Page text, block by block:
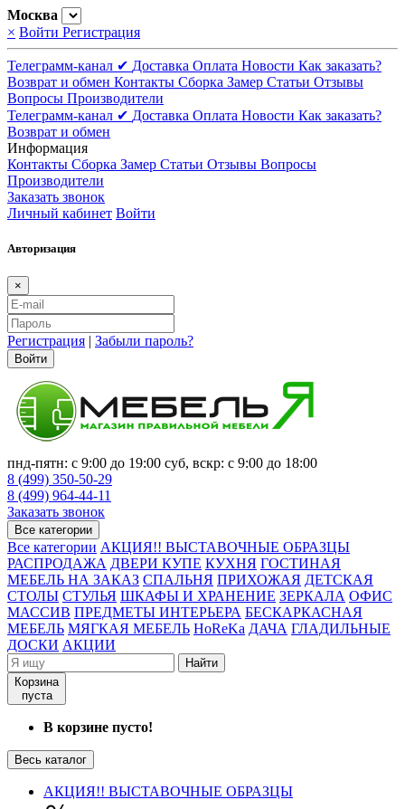
Москва
× Войти Регистрация
Телеграмм-канал ✔ Доставка Оплата Новости Как заказать?
Возврат и обмен Контакты Сборка Замер Статьи Отзывы
Вопросы Производители
Телеграмм-канал ✔ Доставка Оплата Новости Как заказать?
Возврат и обмен
Информация
Контакты Сборка Замер Статьи Отзывы Вопросы
Производители
Заказать звонок
Личный кабинет Войти
Авторизация
×
Регистрация | Забыли пароль?
Войти
пнд-пятн: с 9:00 до 19:00 суб, вскр: с 9:00 до 18:00
8 (499) 350-50-29
8 (499) 964-44-11
Заказать звонок
Все категории
Все категории АКЦИЯ!! ВЫСТАВОЧНЫЕ ОБРАЗЦЫ
РАСПРОДАЖА ДВЕРИ КУПЕ КУХНЯ ГОСТИНАЯ
МЕБЕЛЬ НА ЗАКАЗ СПАЛЬНЯ ПРИХОЖАЯ ДЕТСКАЯ
СТОЛЫ СТУЛЬЯ ШКАФЫ И ХРАНЕНИЕ ЗЕРКАЛА ОФИС
МАССИВ ПРЕДМЕТЫ ИНТЕРЬЕРА БЕСКАРКАСНАЯ
МЕБЕЛЬ МЯГКАЯ МЕБЕЛЬ HoReKa ДАЧА ГЛАДИЛЬНЫЕ
ДОСКИ АКЦИИ
Найти
Корзина
пуста
В корзине пусто!
Весь каталог
АКЦИЯ!! ВЫСТАВОЧНЫЕ ОБРАЗЦЫ